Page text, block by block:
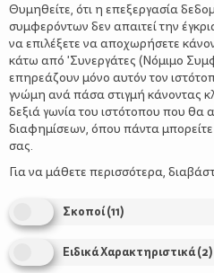
Η γαστροοισοφαγική
στα παιδιά
Θυμηθείτε, ότι η επεξεργασία
συμφερόντων δεν απαιτεί την
να επιλέξετε να αποχωρήσετε
κάτω από 'Συνεργάτες (Νόμιμο
επηρεάζουν μόνο αυτόν τον
γνώμη ανά πάσα στιγμή κάνοντας
δεξιά γωνία του ιστότοπου που θα
διαφημίσεων, όπου πάντα
σας.
Για να μάθετε περισσότερα,
Σκοποί(11)
Ειδικά Χαρακτηριστικά(2)